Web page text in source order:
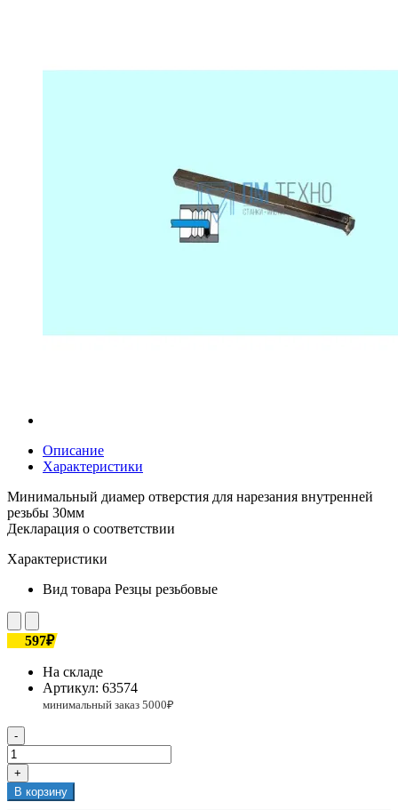
Описание
Характеристики
Минимальный диамер отверстия для нарезания внутренней
резьбы 30мм
Декларация о соответствии
Характеристики
Вид товара Резцы резьбовые
597₽
На складе
Артикул: 63574
-
+
В корзину